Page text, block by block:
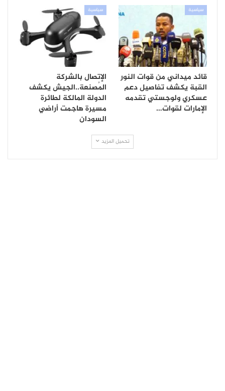
سياسية
قائد ميداني من قوات النور
القبة يكشف تفاصيل دعم
عسكري ولوجستي تقدمه
الإمارات لقوات…
سياسية
الإتصال بالشركة
المُصنعة..الجيش يكشف
الدولة المالكة لطائرة
مسيرة هاجمت أراضي
السودان
تحميل المزيد